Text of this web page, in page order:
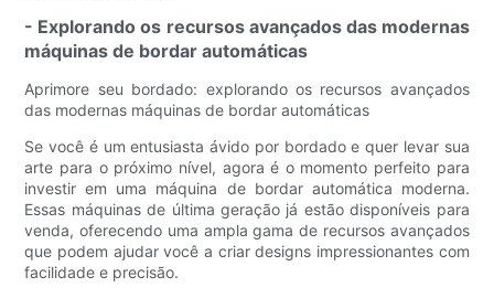
- Explorando os recursos avançados das modernas
máquinas de bordar automáticas
Aprimore seu bordado: explorando os recursos avançados
das modernas máquinas de bordar automáticas
Se você é um entusiasta ávido por bordado e quer levar sua
arte para o próximo nível, agora é o momento perfeito para
investir em uma máquina de bordar automática moderna.
Essas máquinas de última geração já estão disponíveis para
venda, oferecendo uma ampla gama de recursos avançados
que podem ajudar você a criar designs impressionantes com
facilidade e precisão.